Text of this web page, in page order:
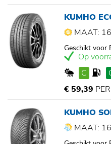
KUMHO
MAAT:
Geschikt voor
Op
C
€ 59,39
KUMHO
MAAT: